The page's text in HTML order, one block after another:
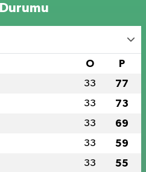
O P
33 77
33 73
33 69
33 59
33 55